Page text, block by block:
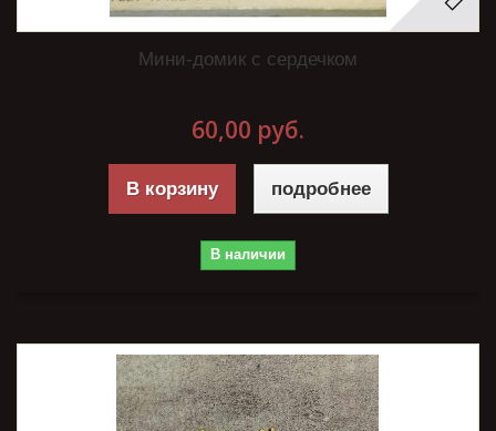
Мини-домик с сердечком
60,00 руб.
В корзину подробнее
В наличии